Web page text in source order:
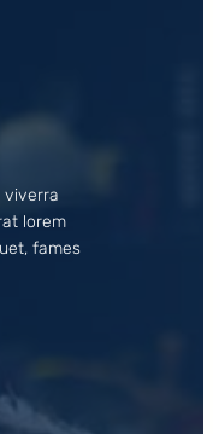
viverra
lorem
fames